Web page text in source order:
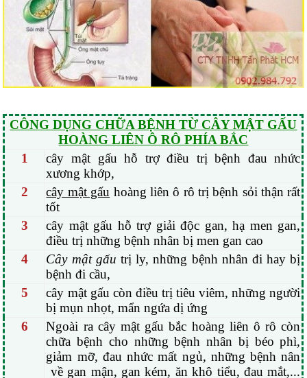
CÔNG DỤNG CHỮA BỆNH TỪ CÂY MẬT GẤU
HOÀNG LIÊN Ô RÔ PHÍA BẮC
1
cây mật gấu hỗ trợ điều trị bệnh đau nhức
xương khớp,
2
cây mật gấu hoàng liên ô rô trị bệnh sỏi thận rất
tốt
3
cây mật gấu hỗ trợ giải độc gan, hạ men gan,
điều trị những bệnh nhân bị men gan cao
4
Cây mật gấu trị ly, những bệnh nhân đi hay bị
bệnh đi cầu,
5
cây mật gấu còn điều trị tiêu viêm, những người
bị mụn nhọt, mẩn ngứa dị ứng
6
Ngoài ra cây mật gấu bắc hoàng liên ô rô còn
chữa bệnh cho những bệnh nhân bị béo phì,
giảm mỡ, đau nhức mất ngủ, những bệnh nân
về gan mận, gan kém, ăn khô tiểu, đau mắt,...